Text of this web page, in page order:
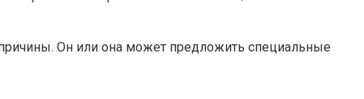
причины. Он или она может предложить специальные